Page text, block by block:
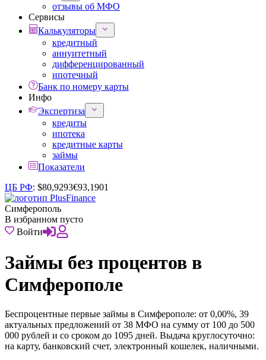
отзывы об МФО
Сервисы
Калькуляторы
кредитный
аннуитетный
дифференцированный
ипотечный
Банк по номеру карты
Инфо
Экспертиза
кредиты
ипотека
кредитные карты
займы
Показатели
ЦБ РФ: $80,9293€93,1901
Симферополь
В избранном пусто
Войти
Займы без процентов в
Симферополе
Беспроцентные первые займы в Симферополе: от 0,00%, 39
актуальных предложений от 38 МФО на сумму от 100 до 500
000 рублей и со сроком до 1095 дней. Выдача круглосуточно:
на карту, банковский счет, электронный кошелек, наличными.